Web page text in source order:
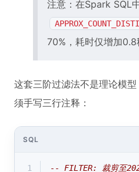
注意：在Spark SQL
70%，耗时仅增加0.8
这套三阶过滤法不是理论模
须手写三行注释：
SQL
1 -- FILTER: 裁剪至